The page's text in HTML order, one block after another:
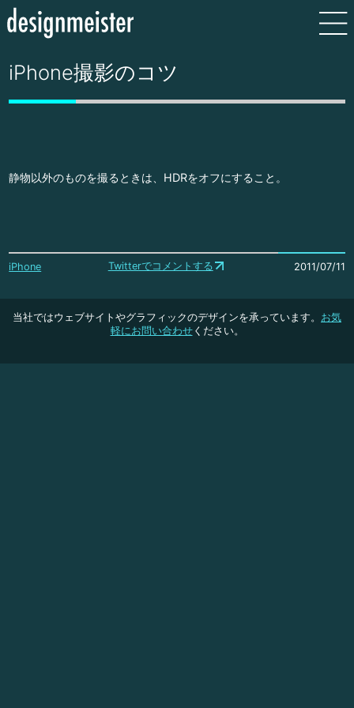
iPhone撮影のコツ
静物以外のものを撮るときは、HDRをオフにすること。
iPhone Twitterでコメントする 2011/07/11
当社ではウェブサイトやグラフィックのデザインを承っています。 お気
軽にお問い合わせください。